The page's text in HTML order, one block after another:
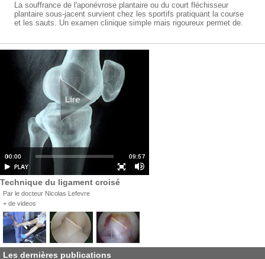
La souffrance de l'aponévrose plantaire ou du court fléchisseur
plantaire sous-jacent survient chez les sportifs pratiquant la course
et les sauts. Un examen clinique simple mais rigoureux permet de.
Technique du ligament croisé
Par le docteur Nicolas Lefevre
+ de videos
Les dernières publications